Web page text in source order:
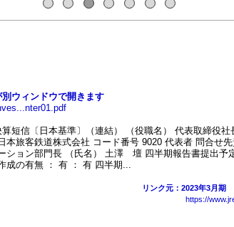
ウィンドウで開きます
短信〔日本基準〕（連結） （役職名） 代表取締役社
本旅客鉄道株式会社 コード番号 9020 代表者 問合せ
ション部門長 （氏名） 土澤 壇 四半期報告書提出予
成の有無 ： 有 ： 有 四半期...
リンク元：2023年3月期
https://